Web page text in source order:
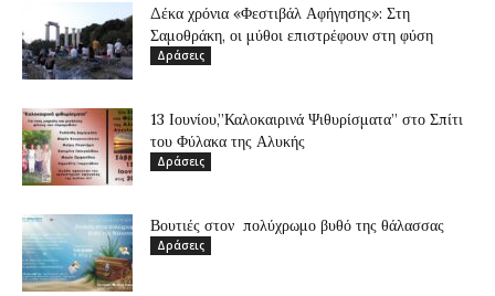
Δέκα χρόνια «Φεστιβάλ Αφήγησης»: Στη
Σαμοθράκη, οι μύθοι επιστρέφουν στη φύση
Δράσεις
13 Ιουνίου,”Καλοκαιρινά Ψιθυρίσματα” στο Σπίτι
του Φύλακα της Αλυκής
Δράσεις
Βουτιές στον πολύχρωμο βυθό της θάλασσας
Δράσεις